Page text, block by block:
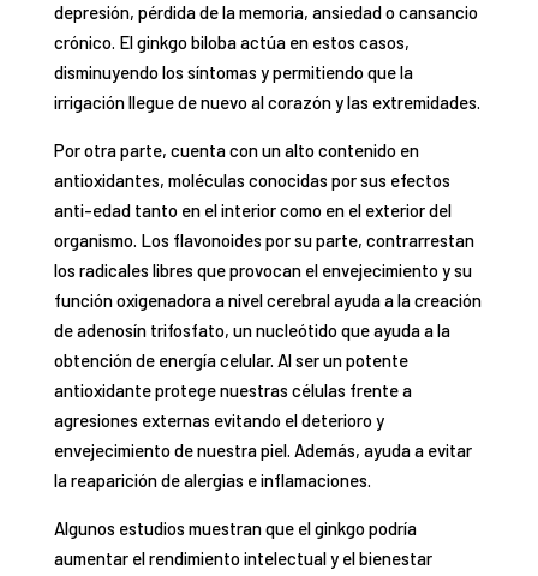
depresión, pérdida de la memoria, ansiedad o cansancio
crónico. El ginkgo biloba actúa en estos casos,
disminuyendo los síntomas y permitiendo que la
irrigación llegue de nuevo al corazón y las extremidades.
Por otra parte, cuenta con un alto contenido en
antioxidantes, moléculas conocidas por sus efectos
anti-edad tanto en el interior como en el exterior del
organismo. Los flavonoides por su parte, contrarrestan
los radicales libres que provocan el envejecimiento y su
función oxigenadora a nivel cerebral ayuda a la creación
de adenosín trifosfato, un nucleótido que ayuda a la
obtención de energía celular. Al ser un potente
antioxidante protege nuestras células frente a
agresiones externas evitando el deterioro y
envejecimiento de nuestra piel. Además, ayuda a evitar
la reaparición de alergias e inflamaciones.
Algunos estudios muestran que el ginkgo podría
aumentar el rendimiento intelectual y el bienestar